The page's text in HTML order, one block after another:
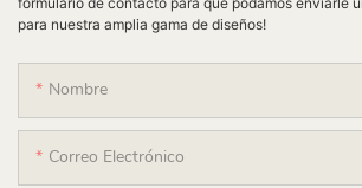
para nuestra amplia gama de diseños!
Nombre
Correo Electrónico